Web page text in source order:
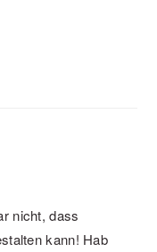
nicht, dass
kann! Hab